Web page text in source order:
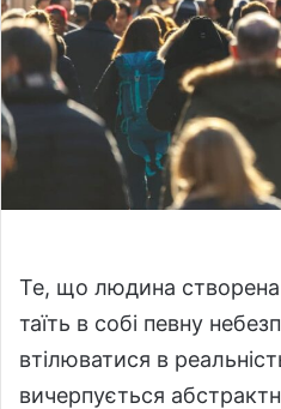
m
a
Те, що людина
таїть в собі певну
втілюватися в
вичерпується